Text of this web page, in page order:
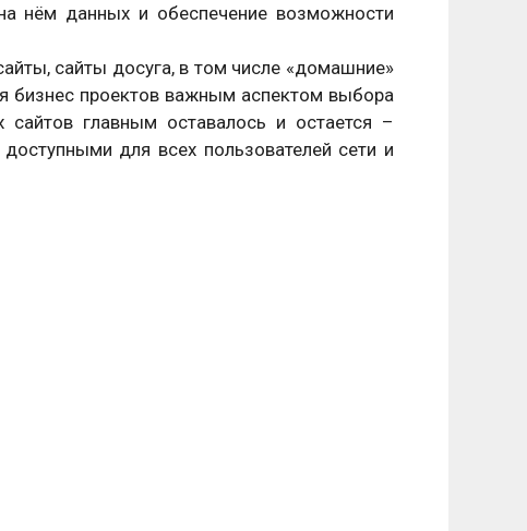
нём данных и обеспечение возможности
сайты досуга, в том числе «домашние»
бизнес проектов важным аспектом выбора
главным оставалось и остается –
для всех пользователей сети и